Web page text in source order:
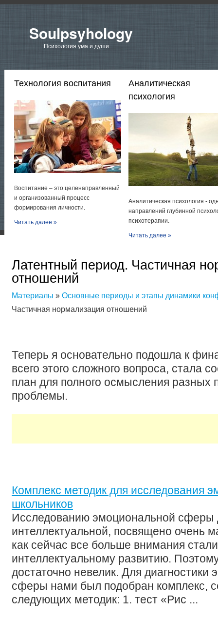
Soulpsyhology
Психология ума и души
Технология воспитания
Воспитание – это целенаправленный
и организованный процесс
формирования личности.
Читать далее »
Аналитическая
психология
Аналитическая психология -
направлений глубинной
психотерапии.
Читать далее »
Латентный период. Частичная
отношений
Материалы » Основные периоды и этапы динамики
Частичная нормализация отношений
Теперь я основательно подошла к
всего этого сложного вопроса, стала
план для полного осмысления разных
проблемы.
Комплекс методик для исследования
школьников
Исследованию эмоциональной сферы
интеллектуальной, посвящено очень
как сейчас все больше внимания
интеллектуальному развитию.
достаточно невелик. Для диагностики
сферы нами был подобран комплекс,
следующих методик: 1. тест «Рис ...